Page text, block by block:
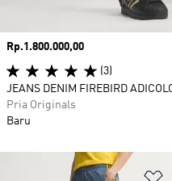
Harga
Rp.1.800.000,00
(3)
JEANS DENIM FIREBIRD
Pria Originals
Baru